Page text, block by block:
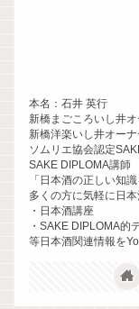
本名：石井 英行
新橋まごころいし井オ
新橋洋楽いし井オーナ
ソムリエ協会認定
SAKE DIPLOMA講師
「日本酒の正しい知
多くの方に気軽に日
・日本酒講座
・SAKE DIPLOMA的
等日本酒関連情報を